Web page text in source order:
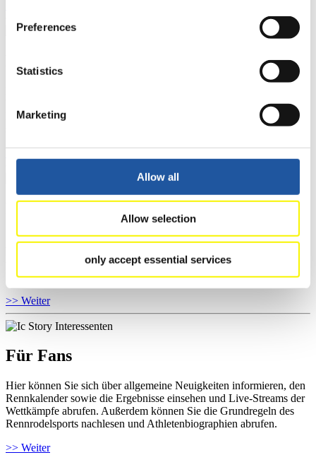
Preferences
Statistics
Marketing
Allow all
Allow selection
only accept essential services
Wettkämpfen, Anti-Doping und Fairplay einsehen, sich über
Kontaktpersonen für Wettkämpfe und Sponsoren informieren,
Für Athleten
Hier können Sie das aktuelle Regelwerk sowie Richtlinien zu
und Informationen zu Wettkämpfen abrufen. Außerdem können Sie
Ihre Athletenbiographie ansehen.
>> Weiter
Für Fans
Hier können Sie sich über allgemeine Neuigkeiten informieren, den
Rennkalender sowie die Ergebnisse einsehen und Live-Streams der
Wettkämpfe abrufen. Außerdem können Sie die Grundregeln des
Rennrodelsports nachlesen und Athletenbiographien abrufen.
>> Weiter